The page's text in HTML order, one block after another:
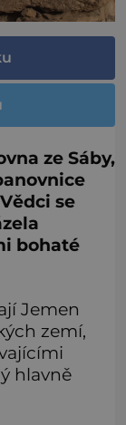
ze Sáby,
se
bohaté
Jemen
zemí,
hlavně